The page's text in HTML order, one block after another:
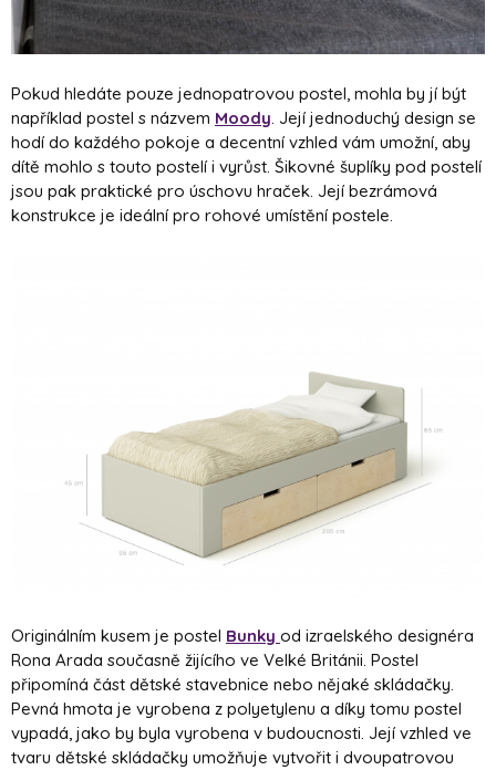
Pokud hledáte pouze jednopatrovou postel, mohla by jí být
například postel s názvem Moody. Její jednoduchý design se
hodí do každého pokoje a decentní vzhled vám umožní, aby
dítě mohlo s touto postelí i vyrůst. Šikovné šuplíky pod postelí
jsou pak praktické pro úschovu hraček. Její bezrámová
konstrukce je ideální pro rohové umístění postele.
Originálním kusem je postel Bunky od izraelského designéra
Rona Arada současně žijícího ve Velké Británii. Postel
připomíná část dětské stavebnice nebo nějaké skládačky.
Pevná hmota je vyrobena z polyetylenu a díky tomu postel
vypadá, jako by byla vyrobena v budoucnosti. Její vzhled ve
tvaru dětské skládačky umožňuje vytvořit i dvoupatrovou